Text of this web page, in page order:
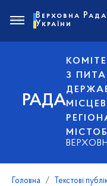
РАДА
З
Верховна Рада
України
Головна Текстові